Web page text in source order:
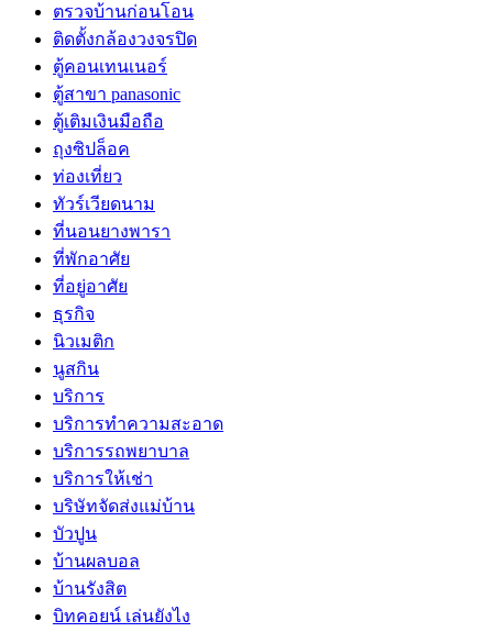
ตรวจบ้านก่อนโอน
ติดตั้งกล้องวงจรปิด
ตู้คอนเทนเนอร์
ตู้สาขา panasonic
ตู้เติมเงินมือถือ
ถุงซิปล็อค
ท่องเที่ยว
ทัวร์เวียดนาม
ที่นอนยางพารา
ที่พักอาศัย
ที่อยู่อาศัย
ธุรกิจ
นิวเมติก
นูสกิน
บริการ
บริการทำความสะอาด
บริการรถพยาบาล
บริการให้เช่า
บริษัทจัดส่งแม่บ้าน
บัวปูน
บ้านผลบอล
บ้านรังสิต
บิทคอยน์ เล่นยังไง